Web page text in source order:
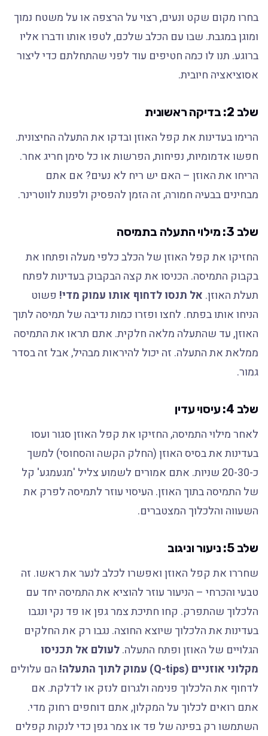
בחרו מקום שקט ונעים, רצוי על הרצפה או על משטח נמוך
ומוגן במגבת. שבו עם הכלב שלכם, לטפו אותו ודברו אליו
ברוגע. תנו לו כמה חטיפים עוד לפני שהתחלתם כדי ליצור
אסוציאציה חיובית.
שלב 2: בדיקה ראשונית
הרימו בעדינות את קפל האוזן ובדקו את התעלה החיצונית.
חפשו אדמומיות, נפיחות, הפרשות או כל סימן חריג אחר.
הריחו את האוזן – האם יש ריח לא נעים? אם אתם
מבחינים בבעיה חמורה, זה הזמן להפסיק ולפנות לווטרינר.
שלב 3: מילוי התעלה בתמיסה
החזיקו את קפל האוזן של הכלב כלפי מעלה ופתחו את
בקבוק התמיסה. הכניסו את קצה הבקבוק בעדינות לפתח
תעלת האוזן.אל תנסו לדחוף אותו עמוק מדי!פשוט
הניחו אותו בפתח. לחצו ופזרו כמות נדיבה של תמיסה לתוך
האוזן, עד שהתעלה מלאה חלקית. אתם תראו את התמיסה
ממלאת את התעלה. זה יכול להיראות מבהיל, אבל זה בסדר
גמור.
שלב 4: עיסוי עדין
לאחר מילוי התמיסה, החזיקו את קפל האוזן סגור ועסו
בעדינות את בסיס האוזן (החלק הקשה והסחוסי) למשך
כ-20-30 שניות. אתם אמורים לשמוע צליל 'מגעמגע' קל
של התמיסה בתוך האוזן. העיסוי עוזר לתמיסה לפרק את
השעווה והלכלוך המצטברים.
שלב 5: ניעור וניגוב
שחררו את קפל האוזן ואפשרו לכלב לנער את ראשו. זה
טבעי והכרחי – הניעור עוזר להוציא את התמיסה יחד עם
הלכלוך שהתפרק. קחו חתיכת צמר גפן או פד נקי ונגבו
בעדינות את הלכלוך שיוצא החוצה. נגבו רק את החלקים
הגלויים של האוזן ופתח התעלה.לעולם אל תכניסו
מקלוני אוזניים (Q-tips) עמוק לתוך התעלה!
הם עלולים
לדחוף את הלכלוך פנימה ולגרום לנזק או לדלקת. אם
אתם רואים לכלוך על המקלון, אתם דוחפים רחוק מדי.
השתמשו רק בפינה של פד או צמר גפן כדי לנקות קפלים